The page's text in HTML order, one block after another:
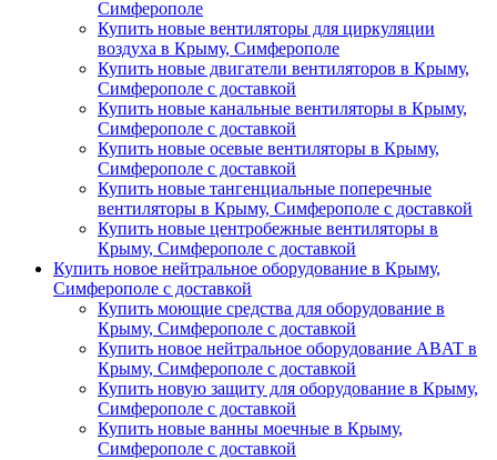
Симферополе
Купить новые вентиляторы для циркуляции
воздуха в Крыму, Симферополе
Купить новые двигатели вентиляторов в Крыму,
Симферополе с доставкой
Купить новые канальные вентиляторы в Крыму,
Симферополе с доставкой
Купить новые осевые вентиляторы в Крыму,
Симферополе с доставкой
Купить новые тангенциальные поперечные
вентиляторы в Крыму, Симферополе с доставкой
Купить новые центробежные вентиляторы в
Крыму, Симферополе с доставкой
Купить новое нейтральное оборудование в Крыму,
Симферополе с доставкой
Купить моющие средства для оборудование в
Крыму, Симферополе с доставкой
Купить новое нейтральное оборудование ABAT в
Крыму, Симферополе с доставкой
Купить новую защиту для оборудование в Крыму,
Симферополе с доставкой
Купить новые ванны моечные в Крыму,
Симферополе с доставкой